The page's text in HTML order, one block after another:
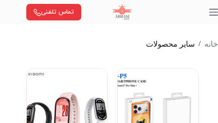
به
تماس تلفنی
خانه / سایر محصولات